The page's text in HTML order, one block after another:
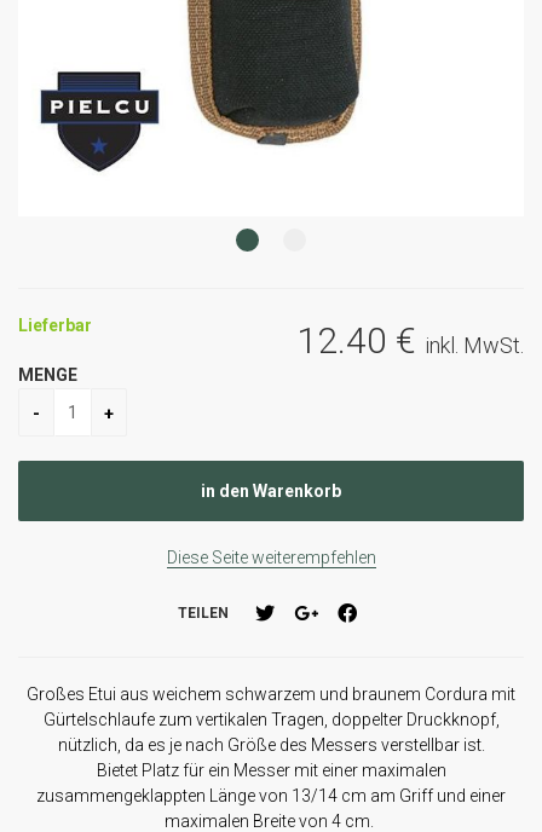
12.40 € inkl. MwSt.
Lieferbar
MENGE
Diese Seite weiterempfehlen
TEILEN
Großes Etui aus weichem schwarzem und braunem Cordura mit
Gürtelschlaufe zum vertikalen Tragen, doppelter Druckknopf,
nützlich, da es je nach Größe des Messers verstellbar ist.
Bietet Platz für ein Messer mit einer maximalen
zusammengeklappten Länge von 13/14 cm am Griff und einer
maximalen Breite von 4 cm.